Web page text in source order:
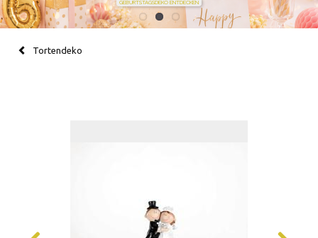
Handgegossen · stilvoll · perfekt für jeden Geburtstag
JETZT ZAHL WÄHLEN
Tortendeko